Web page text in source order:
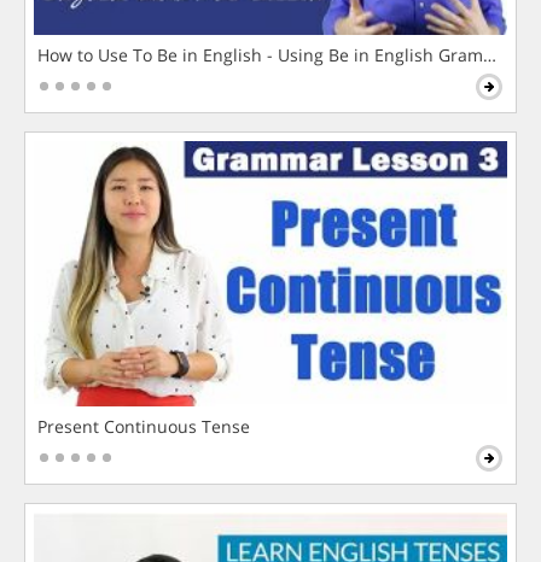
How to Use To Be in English - Using Be in English Grammar
Present Continuous Tense